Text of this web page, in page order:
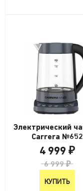
Электрический
Carrera №652
4 999 ₽
6 999 ₽
КУПИТЬ